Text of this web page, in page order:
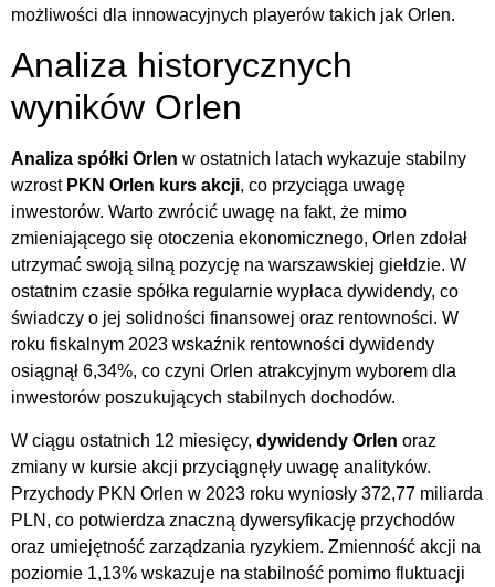
możliwości dla innowacyjnych playerów takich jak Orlen.
Analiza historycznych
wyników Orlen
Analiza spółki Orlen w ostatnich latach wykazuje stabilny
wzrost PKN Orlen kurs akcji, co przyciąga uwagę
inwestorów. Warto zwrócić uwagę na fakt, że mimo
zmieniającego się otoczenia ekonomicznego, Orlen zdołał
utrzymać swoją silną pozycję na warszawskiej giełdzie. W
ostatnim czasie spółka regularnie wypłaca dywidendy, co
świadczy o jej solidności finansowej oraz rentowności. W
roku fiskalnym 2023 wskaźnik rentowności dywidendy
osiągnął 6,34%, co czyni Orlen atrakcyjnym wyborem dla
inwestorów poszukujących stabilnych dochodów.
W ciągu ostatnich 12 miesięcy, dywidendy Orlen oraz
zmiany w kursie akcji przyciągnęły uwagę analityków.
Przychody PKN Orlen w 2023 roku wyniosły 372,77 miliarda
PLN, co potwierdza znaczną dywersyfikację przychodów
oraz umiejętność zarządzania ryzykiem. Zmienność akcji na
poziomie 1,13% wskazuje na stabilność pomimo fluktuacji